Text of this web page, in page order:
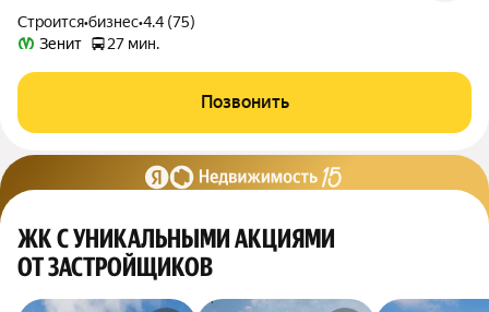
Строится•бизнес•4.4 (75)
Зенит
27 мин.
Позвонить
ЖК С УНИКАЛЬНЫМИ АКЦИЯМИ
ОТ ЗАСТРОЙЩИКОВ